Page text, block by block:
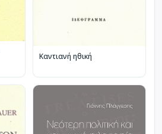
Καντιανή ηθική